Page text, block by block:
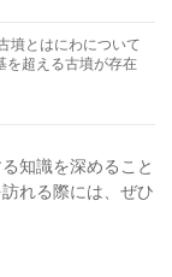
墳とはにわについて
を超える古墳が存在
知識を深めること
れる際には、ぜひ